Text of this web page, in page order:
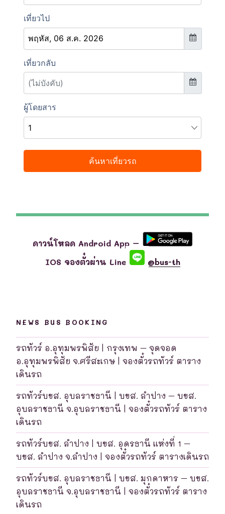
ดาวน์โหลด Android App –
IOS จองตั๋วผ่าน Line
@bus-th
NEWS BUS BOOKING
รถทัวร์ อ.อุทุมพรพิสัย | กรุงเทพ – จุดจอด
อ.อุทุมพรพิสัย จ.ศรีสะเกษ | จองตั๋วรถทัวร์ ตาราง
เดินรถ
รถทัวร์บขส. อุบลราชธานี | บขส. ลำปาง – บขส.
อุบลราชธานี จ.อุบลราชธานี | จองตั๋วรถทัวร์ ตาราง
เดินรถ
รถทัวร์บขส. ลำปาง | บขส. อุดรธานี แห่งที่ 1 –
บขส. ลำปาง จ.ลำปาง | จองตั๋วรถทัวร์ ตารางเดินรถ
รถทัวร์บขส. อุบลราชธานี | บขส. มุกดาหาร – บขส.
อุบลราชธานี จ.อุบลราชธานี | จองตั๋วรถทัวร์ ตาราง
เดินรถ